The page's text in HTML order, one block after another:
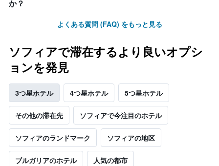
か？
よくある質問 (FAQ) をもっと見る
ソフィアで滞在するより良いオプシ
ョンを発見
3つ星ホテル 4つ星ホテル 5つ星ホテル
その他の滞在先 ソフィアで今注目のホテル
ソフィアのランドマーク ソフィアの地区
ブルガリアのホテル 人気の都市